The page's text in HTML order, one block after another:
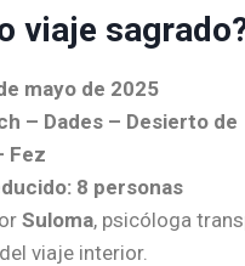
viaje
mayo de 2025
– Dades – Desierto de
Fez
8 personas
Suloma, psicóloga
viaje interior.